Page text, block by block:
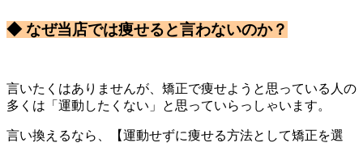
◆ なぜ当店では痩せると言わないのか？
言いたくはありませんが、矯正で痩せようと思っている人の
多くは「運動したくない」と思っていらっしゃいます。
言い換えるなら、【運動せずに痩せる方法として矯正を選